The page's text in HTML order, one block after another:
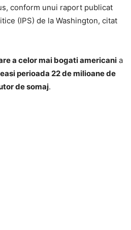
conform unui raport publicat
(IPS) de la Washington, citat
a celor mai bogati americani a
perioada 22 de milioane de
de somaj.